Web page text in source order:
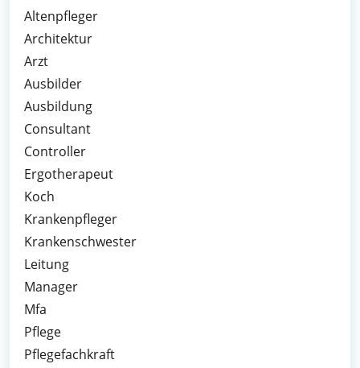
Altenpfleger
Architektur
Arzt
Ausbilder
Ausbildung
Consultant
Controller
Ergotherapeut
Koch
Krankenpfleger
Krankenschwester
Leitung
Manager
Mfa
Pflege
Pflegefachkraft